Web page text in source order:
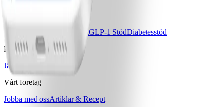
GLP-1 StödDiabetesstöd
Priser & Erbjudanden
Jämför program & priser
Vårt företag
Jobba med ossArtiklar & Recept